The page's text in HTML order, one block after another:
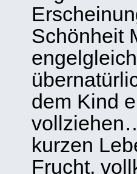
Schönheit
dem Kind
kurzen
Frucht,